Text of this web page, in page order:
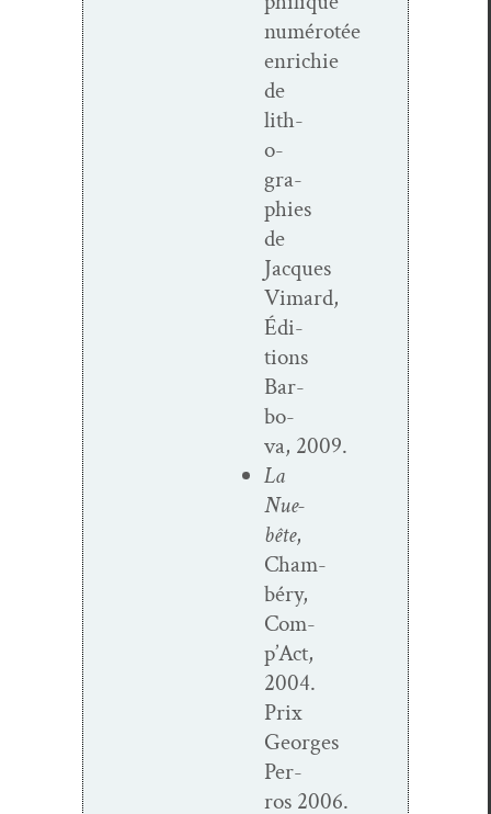
numérotée
enrichie
de
lith­
o­
gra­
phies
de
Jacques
Vimard,
Édi­
tions
Bar­
bo­
va, 2009.
La
Nue-
bête,
Cham­
béry,
Com­
p’Act,
2004.
Prix
Georges
Per­
ros 2006.